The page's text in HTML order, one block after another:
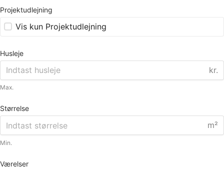
Projektudlejning
Vis kun Projektudlejning
Husleje
kr.
Max.
Størrelse
m²
Min.
Værelser